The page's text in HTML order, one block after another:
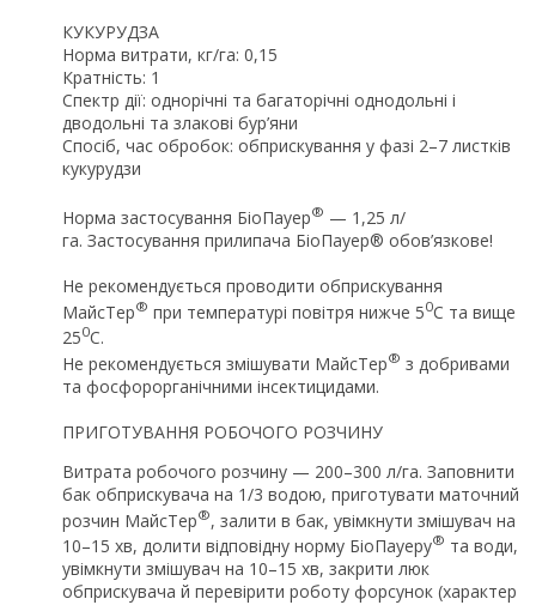
КУКУРУДЗА
Норма витрати, кг/га: 0,15
Кратність: 1
Спектр дії: однорічні та багаторічні однодольні і
дводольні та злакові бур’яни
Спосіб, час обробок: обприскування у фазі 2–7 листків
кукурудзи
Норма застосування БіоПауер® — 1,25 л/
га. Застосування прилипача БіоПауер® обов’язкове!
Не рекомендується проводити обприскування
МайсТер® при температурі повітря нижче 50С та вище
250С.
Не рекомендується змішувати МайсТер® з добривами
та фосфорорганічними інсектицидами.
ПРИГОТУВАННЯ РОБОЧОГО РОЗЧИНУ
Витрата робочого розчину — 200–300 л/га. Заповнити
бак обприскувача на 1/3 водою, приготувати маточний
розчин МайсТер®, залити в бак, увімкнути змішувач на
10–15 хв, долити відповідну норму БіоПауеру® та води,
увімкнути змішувач на 10–15 хв, закрити люк
обприскувача й перевірити роботу форсунок (характер